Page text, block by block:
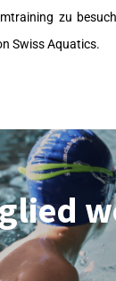
zu
Swiss Aquatics.